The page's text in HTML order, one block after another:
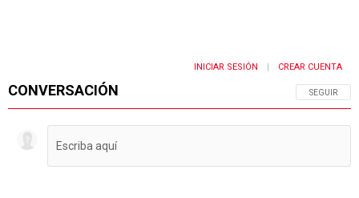
CONVERSACIÓN SIGA ESTA
SEGUIR
INICIAR SESIÓN CREAR CUENTA